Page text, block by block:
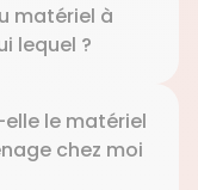
matériel à
lequel ?
le matériel
chez moi